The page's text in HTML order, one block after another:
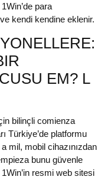
para
kendi kendine eklenir.
EM? L
bilinçli comienza
Türkiye’de platformu
mil, mobil cihazınızdan
bunu güvenle
resmi web sitesi